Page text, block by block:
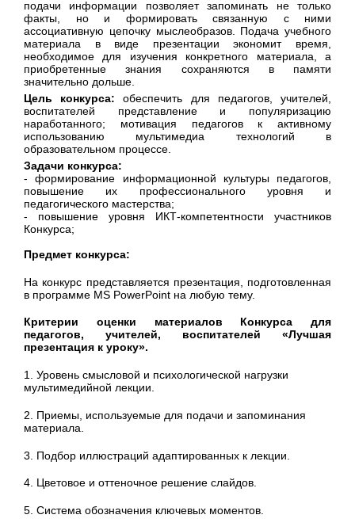
подачи информации позволяет запоминать не только
факты, но и формировать связанную с ними
ассоциативную цепочку мыслеобразов. Подача учебного
материала в виде презентации экономит время,
необходимое для изучения конкретного материала, а
приобретенные знания сохраняются в памяти
значительно дольше.
Цель конкурса:
обеспечить для педагогов, учителей,
воспитателей представление и популяризацию
наработанного; мотивация педагогов к активному
использованию мультимедиа технологий в
образовательном процессе.
Задачи конкурса:
- формирование информационной культуры педагогов,
повышение их профессионального уровня и
педагогического мастерства;
- повышение уровня ИКТ-компетентности участников
Конкурса;
Предмет конкурса:
На конкурс представляется презентация, подготовленная
в программе MS PowerPoint на любую тему.
Критерии оценки материалов Конкурса для
педагогов, учителей, воспитателей «Лучшая
презентация к уроку».
1. Уровень смысловой и психологической нагрузки
мультимедийной лекции.
2. Приемы, используемые для подачи и запоминания
материала.
3. Подбор иллюстраций адаптированных к лекции.
4. Цветовое и оттеночное решение слайдов.
5. Система обозначения ключевых моментов.